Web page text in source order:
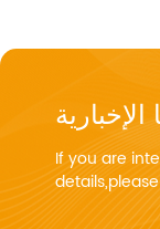
If you are